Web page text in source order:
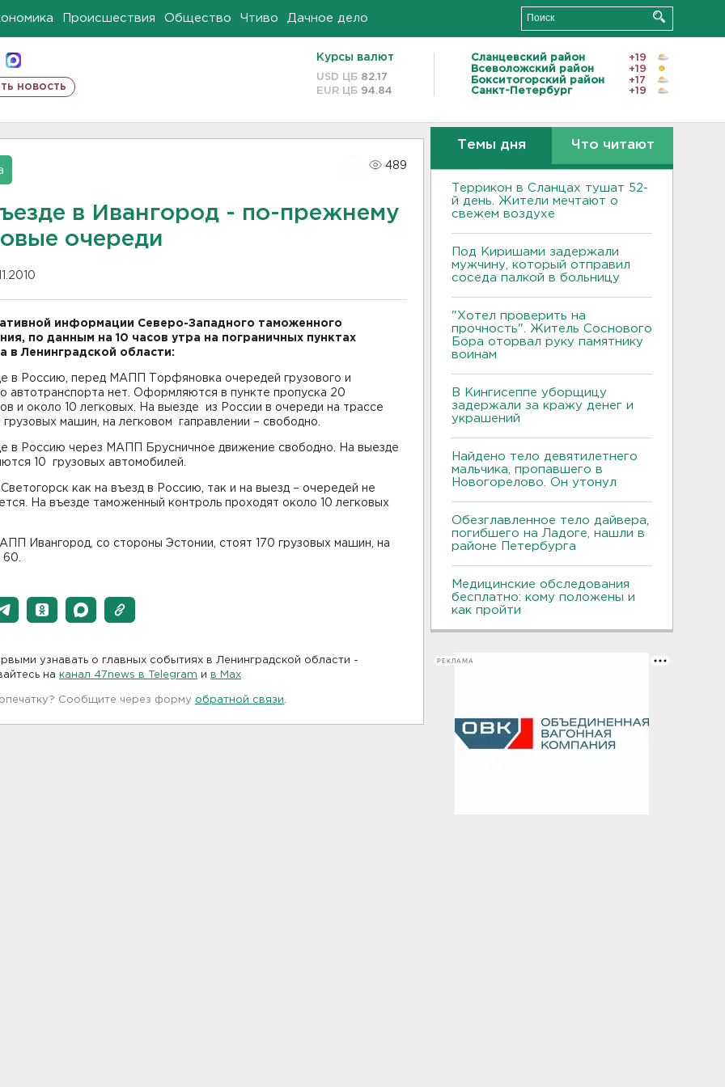
Происшествия Общество Чтиво Дачное дело
новость
Курсы валют
USD ЦБ 82.17
EUR ЦБ 94.84
Сланцевский район
+19
Всеволожский район
+19
Бокситогорский район
+17
Санкт-Петербург
+19
489
в Ивангород - по-прежнему
очереди
информации Северо-Западного таможенного
по данным на 10 часов утра на пограничных пунктах
в Ленинградской области:
в Россию, перед МАПП Торфяновка очередей грузового и
автотранспорта нет. Оформляются в пункте пропуска 20
и около 10 легковых. На выезде из России в очереди на трассе
грузовых машин, на легковом гаправлении – свободно.
в Россию через МАПП Брусничное движение свободно. На выезде
10 грузовых автомобилей.
как на въезд в Россию, так и на выезд – очередей не
На въезде таможенный контроль проходят около 10 легковых
Ивангород, со стороны Эстонии, стоят 170 грузовых машин, на
60.
узнавать о главных событиях в Ленинградской области -
на канал 47news в Telegram и в Maх
Сообщите через форму обратной связи
Темы дня Что читают
Террикон в Сланцах тушат 52-
й день. Жители мечтают о
свежем воздухе
Под Киришами задержали
мужчину, который отправил
соседа палкой в больницу
"Хотел проверить на
прочность". Житель Соснового
Бора оторвал руку памятнику
воинам
В Кингисеппе уборщицу
задержали за кражу денег и
украшений
Найдено тело девятилетнего
мальчика, пропавшего в
Новогорелово. Он утонул
Обезглавленное тело дайвера,
погибшего на Ладоге, нашли в
районе Петербурга
Медицинские обследования
бесплатно: кому положены и
как пройти
РЕКЛАМА